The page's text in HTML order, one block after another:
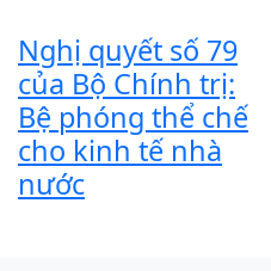
Nghị quyết số 79
của Bộ Chính trị:
Bệ phóng thể chế
cho kinh tế nhà
nước